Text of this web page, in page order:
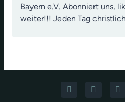
Bayern e.V. Abonniert uns,
weiter!!! Jeden Tag